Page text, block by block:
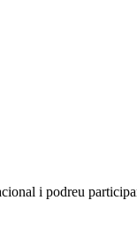
i podreu